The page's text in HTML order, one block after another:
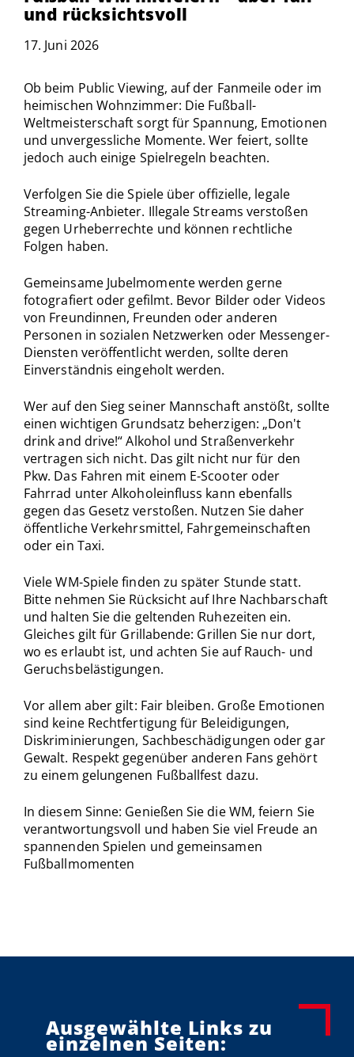
und rücksichtsvoll
17. Juni 2026
Ob beim Public Viewing, auf der Fanmeile oder im
heimischen Wohnzimmer: Die Fußball-
Weltmeisterschaft sorgt für Spannung, Emotionen
und unvergessliche Momente. Wer feiert, sollte
jedoch auch einige Spielregeln beachten.
Verfolgen Sie die Spiele über offizielle, legale
Streaming-Anbieter. Illegale Streams verstoßen
gegen Urheberrechte und können rechtliche
Folgen haben.
Gemeinsame Jubelmomente werden gerne
fotografiert oder gefilmt. Bevor Bilder oder Videos
von Freundinnen, Freunden oder anderen
Personen in sozialen Netzwerken oder Messenger-
Diensten veröffentlicht werden, sollte deren
Einverständnis eingeholt werden.
Wer auf den Sieg seiner Mannschaft anstößt, sollte
einen wichtigen Grundsatz beherzigen: „Don't
drink and drive!“ Alkohol und Straßenverkehr
vertragen sich nicht. Das gilt nicht nur für den
Pkw. Das Fahren mit einem E-Scooter oder
Fahrrad unter Alkoholeinfluss kann ebenfalls
gegen das Gesetz verstoßen. Nutzen Sie daher
öffentliche Verkehrsmittel, Fahrgemeinschaften
oder ein Taxi.
Viele WM-Spiele finden zu später Stunde statt.
Bitte nehmen Sie Rücksicht auf Ihre Nachbarschaft
und halten Sie die geltenden Ruhezeiten ein.
Gleiches gilt für Grillabende: Grillen Sie nur dort,
wo es erlaubt ist, und achten Sie auf Rauch- und
Geruchsbelästigungen.
Vor allem aber gilt: Fair bleiben. Große Emotionen
sind keine Rechtfertigung für Beleidigungen,
Diskriminierungen, Sachbeschädigungen oder gar
Gewalt. Respekt gegenüber anderen Fans gehört
zu einem gelungenen Fußballfest dazu.
In diesem Sinne: Genießen Sie die WM, feiern Sie
verantwortungsvoll und haben Sie viel Freude an
spannenden Spielen und gemeinsamen
Fußballmomenten
Ausgewählte Links zu
einzelnen Seiten: